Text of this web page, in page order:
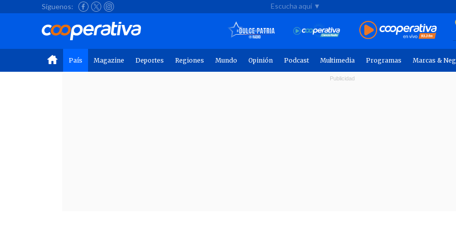
Síguenos: Escucha aquí ▼
País Magazine Deportes Regiones Mundo Opinión Podcast Multimedia Programas Marcas &